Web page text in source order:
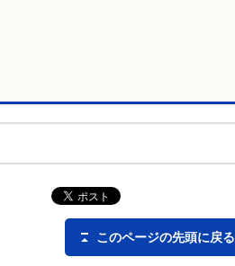
このページの先頭に戻る